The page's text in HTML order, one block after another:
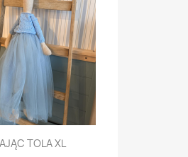
TOLA XL